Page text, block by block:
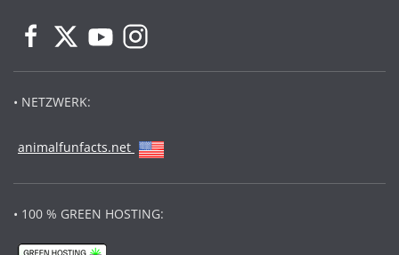
• NETZWERK:
animalfunfacts.net
• 100 % GREEN HOSTING: